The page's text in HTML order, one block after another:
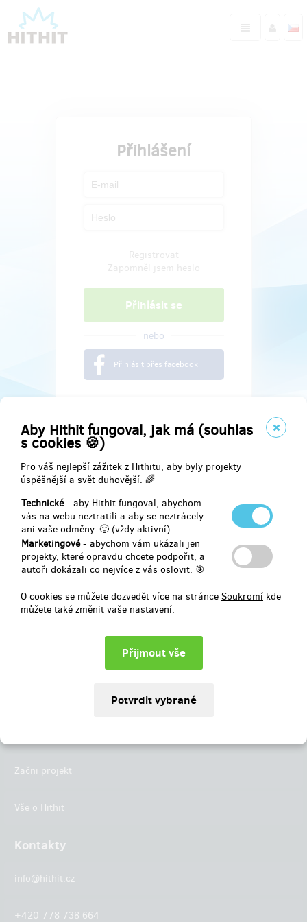
Aby Hithit fungoval, jak má (souhlas
s cookies 🍪)
Pro váš nejlepší zážitek z Hithitu, aby byly projekty
úspěšnější a svět duhovější. 🌈
Technické- aby Hithit fungoval, abychom
vás na webu neztratili a aby se neztrácely
ani vaše odměny. 🙂 (vždy aktivní)
Marketingové- abychom vám ukázali jen
projekty, které opravdu chcete podpořit, a
autoři dokázali co nejvíce z vás oslovit. 🎯
O cookies se můžete dozvedět více na stránce Soukromí kde
můžete také změnit vaše nastavení.
Přihlášení
nebo
Přihlásit přes facebook
Najdete nás na
Začni projekt
Vše o Hithit
Kontakty
info@hithit.cz
+420 778 738 664